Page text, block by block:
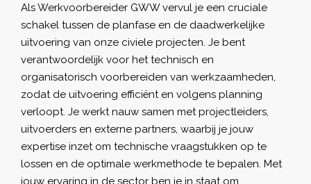
Als Werkvoorbereider GWW vervul je een cruciale
schakel tussen de planfase en de daadwerkelijke
uitvoering van onze civiele projecten. Je bent
verantwoordelijk voor het technisch en
organisatorisch voorbereiden van werkzaamheden,
zodat de uitvoering efficiënt en volgens planning
verloopt. Je werkt nauw samen met projectleiders,
uitvoerders en externe partners, waarbij je jouw
expertise inzet om technische vraagstukken op te
lossen en de optimale werkmethode te bepalen. Met
jouw ervaring in de sector ben je in staat om